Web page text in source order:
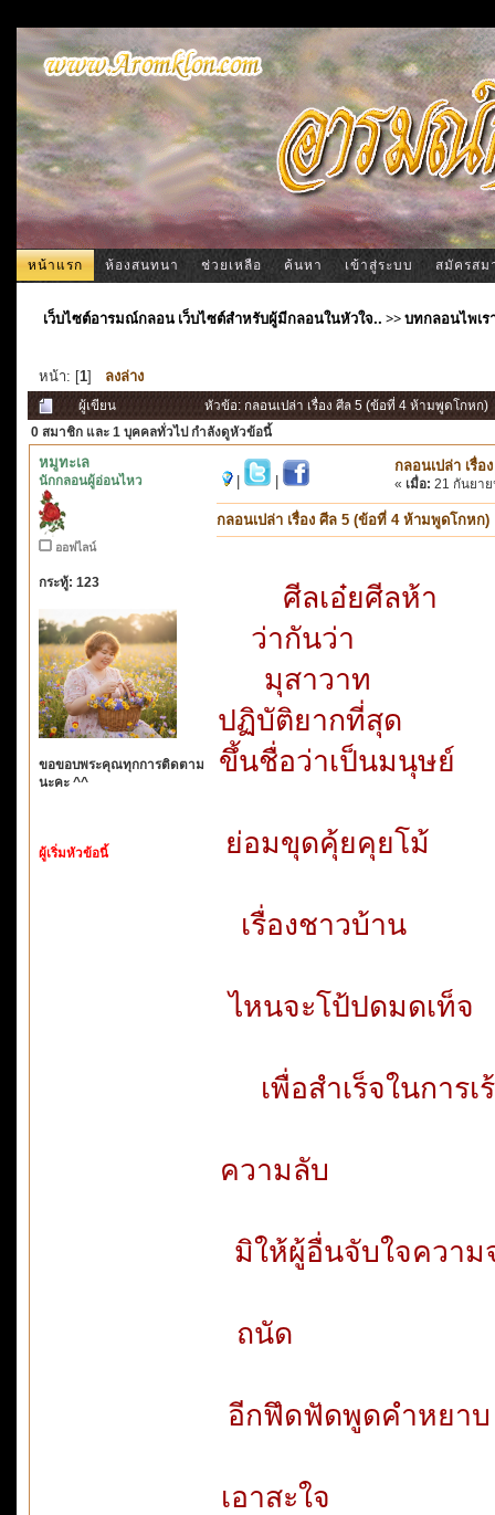
หน้าแรก ห้องสนทนา ช่วยเหลือ ค้นหา เข้าสู่ระบบ สมัครสม
เว็บไซต์อารมณ์กลอน เว็บไซต์สำหรับผู้มีกลอนในหัวใจ.. >>บทกลอนไพเร
หน้า: [1] ลงล่าง
ผู้เขียน
หัวข้อ: กลอนเปล่า เรื่อง ศีล 5 (ข้อที่ 4 ห้ามพูดโกหก)
0 สมาชิก และ 1 บุคคลทั่วไป กำลังดูหัวข้อนี้
หมูทะเล
นักกลอนผู้อ่อนไหว
ออฟไลน์
กระทู้: 123
ขอขอบพระคุณทุกการติดตาม
นะคะ ^^
ผู้เริ่มหัวข้อนี้
กลอนเปล่า เรื่
« เมื่อ: 21 กันยาย
กลอนเปล่า เรื่อง ศีล 5 (ข้อที่ 4 ห้ามพูดโกหก)
ศีลเอ๋ย
ว่ากัน
มุสา
ปฏิบัติยา
ขึ้นชื่อว่าเ
ย่อมขุดคุ้
เรื่องช
ไหนจะโป้
เพื่อสำเ
ความลั
มิให้ผู้อื่นจั
ถนัด
อีกฟึดฟัด
เอาสะ